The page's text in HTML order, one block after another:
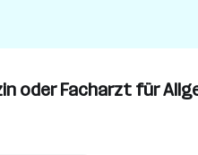
oder Facharzt für